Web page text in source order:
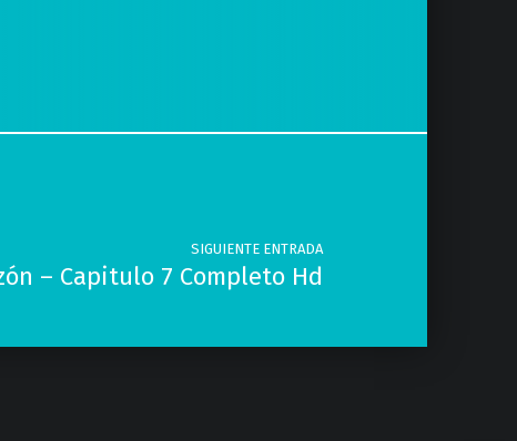
SIGUIENTE ENTRADA
– Capitulo 7 Completo Hd